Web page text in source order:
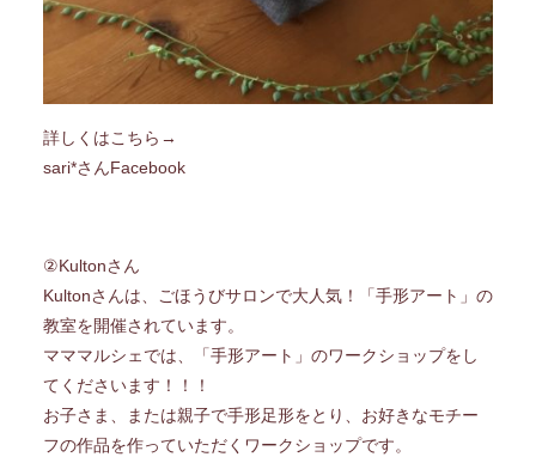
詳しくはこちら→
sari*さんFacebook
②Kultonさん
Kultonさんは、ごほうびサロンで大人気！「手形アート」の
教室を開催されています。
マママルシェでは、「手形アート」のワークショップをし
てくださいます！！！
お子さま、または親子で手形足形をとり、お好きなモチー
フの作品を作っていただくワークショップです。